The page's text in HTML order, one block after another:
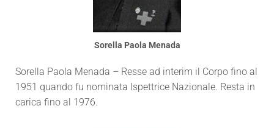
Sorella Paola Menada
Sorella Paola Menada – Resse ad interim il Corpo fino al
1951 quando fu nominata Ispettrice Nazionale. Resta in
carica fino al 1976.